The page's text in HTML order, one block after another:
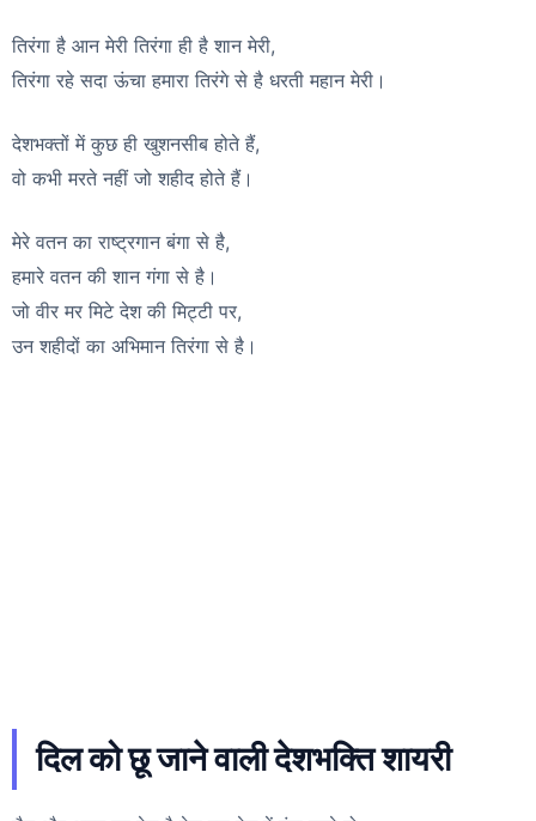
तिरंगा है आन मेरी तिरंगा ही है शान मेरी,
तिरंगा रहे सदा ऊंचा हमारा तिरंगे से है धरती महान मेरी।
देशभक्तों में कुछ ही खुशनसीब होते हैं,
वो कभी मरते नहीं जो शहीद होते हैं।
मेरे वतन का राष्ट्रगान बंगा से है,
हमारे वतन की शान गंगा से है।
जो वीर मर मिटे देश की मिट्टी पर,
उन शहीदों का अभिमान तिरंगा से है।
दिल को छू जाने वाली देशभक्ति शायरी